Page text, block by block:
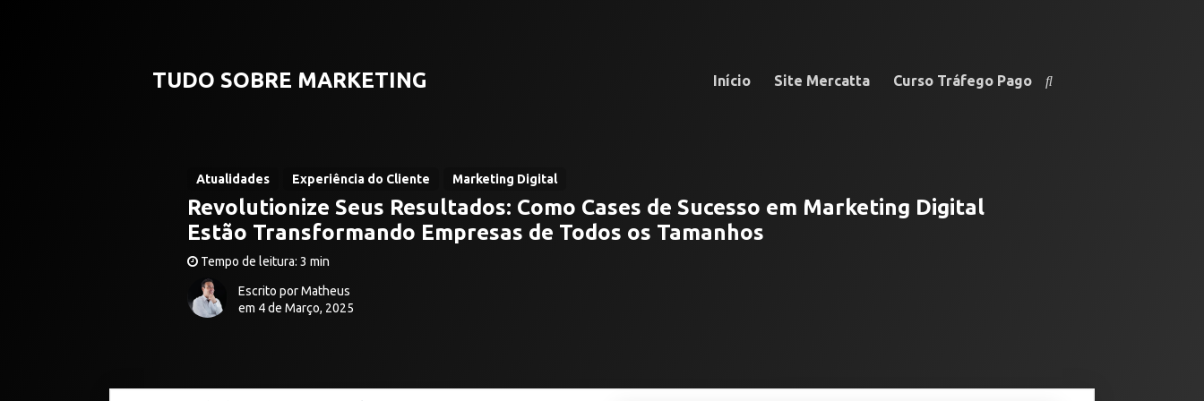
TUDO SOBRE MARKETING Início Site Mercatta Curso Tráfego Pago
Atualidades Experiência do Cliente Marketing Digital
Revolutionize Seus Resultados: Como Cases de Sucesso em Marketing Digital
Estão Transformando Empresas de Todos os Tamanhos
Tempo de leitura: 3 min
Escrito por Matheus
em 4 de Março, 2025